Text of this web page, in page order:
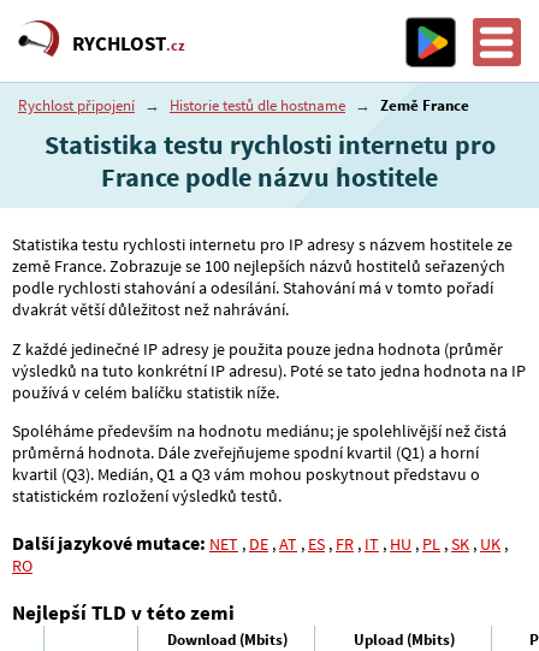
RYCHLOST.cz
Rychlost připojení → Historie testů dle hostname → Země France
Statistika testu rychlosti internetu pro
France podle názvu hostitele
Statistika testu rychlosti internetu pro IP adresy s názvem hostitele ze
země France. Zobrazuje se 100 nejlepších názvů hostitelů seřazených
podle rychlosti stahování a odesílání. Stahování má v tomto pořadí
dvakrát větší důležitost než nahrávání.
Z každé jedinečné IP adresy je použita pouze jedna hodnota (průměr
výsledků na tuto konkrétní IP adresu). Poté se tato jedna hodnota na IP
používá v celém balíčku statistik níže.
Spoléháme především na hodnotu mediánu; je spolehlivější než čistá
průměrná hodnota. Dále zveřejňujeme spodní kvartil (Q1) a horní
kvartil (Q3). Medián, Q1 a Q3 vám mohou poskytnout představu o
statistickém rozložení výsledků testů.
Další jazykové mutace: NET , DE ,AT , ES , FR , IT , HU , PL ,SK , UK ,
RO
Nejlepší TLD v této zemi
Download (Mbits) Upload (Mbits)